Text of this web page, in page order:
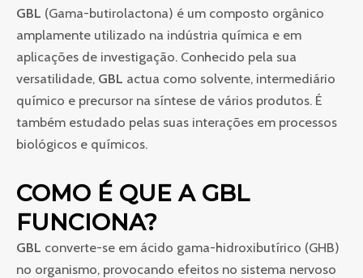
GBL (Gama-butirolactona) é um composto orgânico
amplamente utilizado na indústria química e em
aplicações de investigação. Conhecido pela sua
versatilidade, GBL actua como solvente, intermediário
químico e precursor na síntese de vários produtos. É
também estudado pelas suas interações em processos
biológicos e químicos.
COMO É QUE A GBL
FUNCIONA?
GBL converte-se em ácido gama-hidroxibutírico (GHB)
no organismo, provocando efeitos no sistema nervoso
sec
-
500
grammes
en
ligne